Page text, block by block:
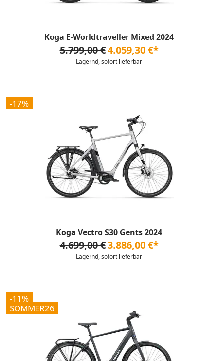
Koga E-Worldtraveller Mixed 2024
5.799,00 €4.059,30 €*
Lagernd, sofort lieferbar
-17%
Koga Vectro S30 Gents 2024
4.699,00 €3.886,00 €*
Lagernd, sofort lieferbar
-11%
SOMMER26